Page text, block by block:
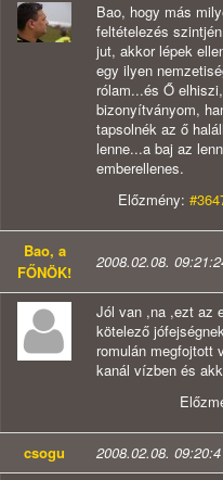
Bao, hogy más
feltételezés
jut, akkor lépek
egy ilyen
rólam...és Ő
bizonyítványom,
tapsolnék az ő
lenne...a baj az
emberellenes.
Előzmény:
Bao, a
FŐNÖK!
2008.02.08.
Jól van ,na ,ezt az
kötelező
romulán megfojtott
kanál vízben és
csogu 2008.02.08.